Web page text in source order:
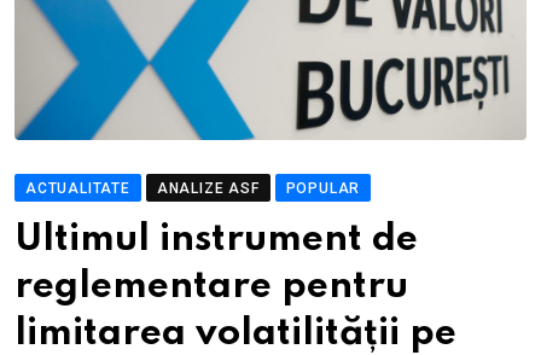
ACTUALITATE ANALIZE ASF POPULAR
Ultimul instrument de
reglementare pentru
limitarea volatilității pe